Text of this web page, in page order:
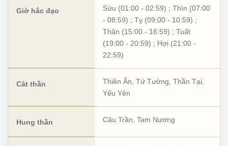
Giờ hắc đạo Sửu (01:00 - 02:59) ; Thìn (07:00
- 08:59) ; Tỵ (09:00 - 10:59) ;
Thân (15:00 - 16:59) ; Tuất
(19:00 - 20:59) ; Hợi (21:00 -
22:59)
Cát thần Thiên Ân Tứ Tướng Thần Tại
Yếu Yên
Hung thần Câu Trần Tam Nương